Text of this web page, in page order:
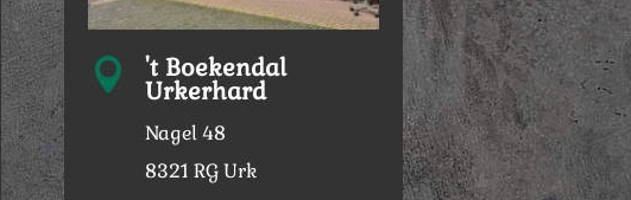
 't Boekendal
Urkerhard
Nagel 48
8321 RG Urk